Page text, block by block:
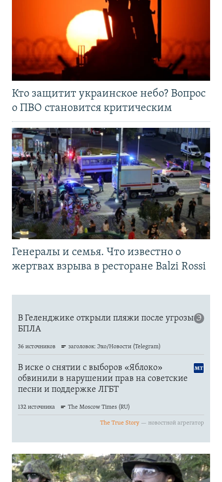
Кто защитит украинское небо? Вопрос
о ПВО становится критическим
Генералы и семья. Что известно о
жертвах взрыва в ресторане Balzi Rossi